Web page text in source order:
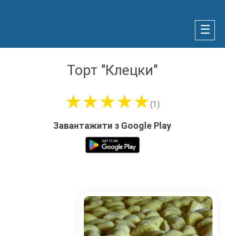
☰
Торт "Клецки"
★★★★★(1)
Завантажити з Google Play